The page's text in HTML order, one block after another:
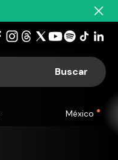
México